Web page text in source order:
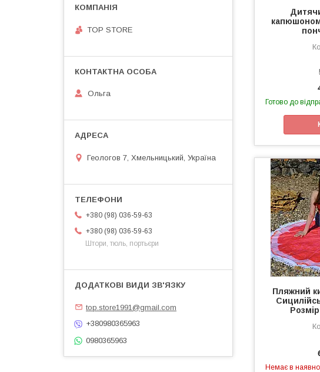
Готово до
Пляжний
Немає в
TOP STORE
Ольга
Геологов 7, Хмельницький, Україна
+380 (98) 036-59-63
+380 (98) 036-59-63
Штори, тюль, портьєри
top.store1991@gmail.com
+380980365963
0980365963